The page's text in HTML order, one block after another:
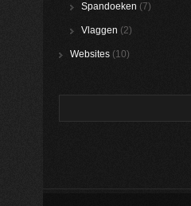
Spandoeken (7)
Vlaggen (2)
Websites (10)